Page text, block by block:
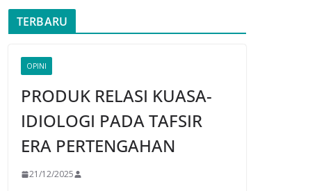
TERBARU
OPINI
PRODUK RELASI KUASA-
IDIOLOGI PADA TAFSIR
ERA PERTENGAHAN
21/12/2025